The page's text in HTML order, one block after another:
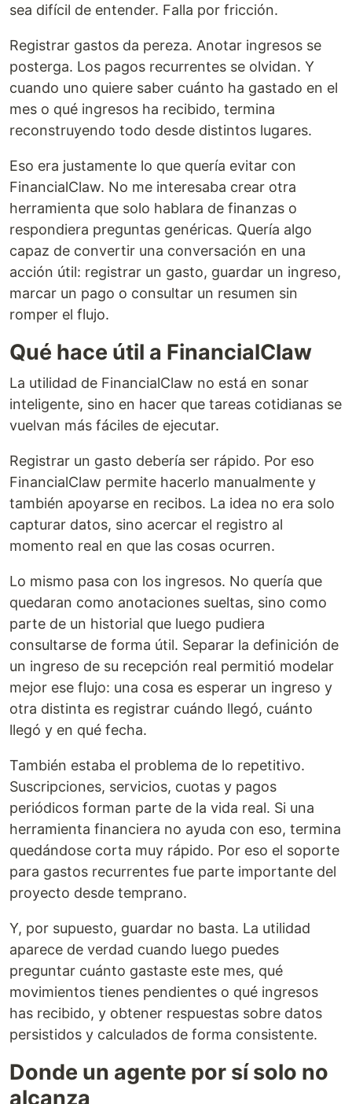
sea difícil de entender. Falla por fricción.
Registrar gastos da pereza. Anotar ingresos se
posterga. Los pagos recurrentes se olvidan. Y
cuando uno quiere saber cuánto ha gastado en el
mes o qué ingresos ha recibido, termina
reconstruyendo todo desde distintos lugares.
Eso era justamente lo que quería evitar con
FinancialClaw. No me interesaba crear otra
herramienta que solo hablara de finanzas o
respondiera preguntas genéricas. Quería algo
capaz de convertir una conversación en una
acción útil: registrar un gasto, guardar un ingreso,
marcar un pago o consultar un resumen sin
romper el flujo.
Qué hace útil a FinancialClaw
La utilidad de FinancialClaw no está en sonar
inteligente, sino en hacer que tareas cotidianas se
vuelvan más fáciles de ejecutar.
Registrar un gasto debería ser rápido. Por eso
FinancialClaw permite hacerlo manualmente y
también apoyarse en recibos. La idea no era solo
capturar datos, sino acercar el registro al
momento real en que las cosas ocurren.
Lo mismo pasa con los ingresos. No quería que
quedaran como anotaciones sueltas, sino como
parte de un historial que luego pudiera
consultarse de forma útil. Separar la definición de
un ingreso de su recepción real permitió modelar
mejor ese flujo: una cosa es esperar un ingreso y
otra distinta es registrar cuándo llegó, cuánto
llegó y en qué fecha.
También estaba el problema de lo repetitivo.
Suscripciones, servicios, cuotas y pagos
periódicos forman parte de la vida real. Si una
herramienta financiera no ayuda con eso, termina
quedándose corta muy rápido. Por eso el soporte
para gastos recurrentes fue parte importante del
proyecto desde temprano.
Y, por supuesto, guardar no basta. La utilidad
aparece de verdad cuando luego puedes
preguntar cuánto gastaste este mes, qué
movimientos tienes pendientes o qué ingresos
has recibido, y obtener respuestas sobre datos
persistidos y calculados de forma consistente.
Donde un agente por sí solo no
alcanza